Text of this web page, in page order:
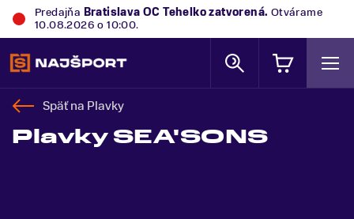
Predajňa Trek Flagship Store Bratislavazatvorená.
Otvárame 10.08.2026 o 10:00.
Späť na Plavky
Plavky SEA'SONS